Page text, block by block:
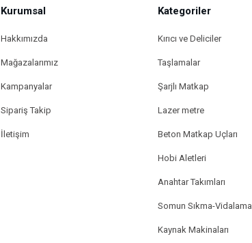
Kurumsal
Hakkımızda
Mağazalarımız
Kampanyalar
Sipariş Takip
İletişim
Kategoriler
Kırıcı ve Deliciler
Taşlamalar
Şarjlı Matkap
Lazer metre
Beton Matkap Uçları
Hobi Aletleri
Anahtar Takımları
Somun Sıkma-Vidalama
Kaynak Makinaları